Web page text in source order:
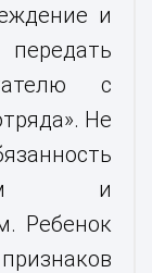
и
с
Не
и
Ребенок